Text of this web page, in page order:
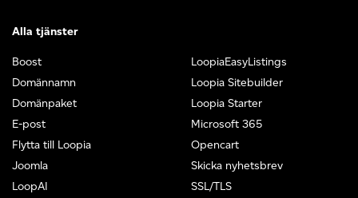
Alla tjänster
Boost
Domännamn
Domänpaket
E-post
Flytta till Loopia
Joomla
LoopAI
LoopiaEasyListings
Loopia Sitebuilder
Loopia Starter
Microsoft 365
Opencart
Skicka nyhetsbrev
SSL/TLS